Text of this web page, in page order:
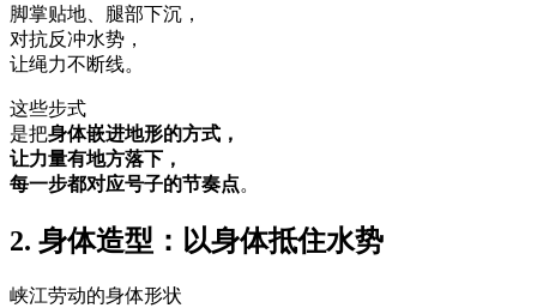
脚掌贴地、腿部下沉，
对抗反冲水势，
让绳力不断线。
这些步式
是把身体嵌进地形的方式，
让力量有地方落下，
每一步都对应号子的节奏点。
2. 身体造型：以身体抵住水势
峡江劳动的身体形状